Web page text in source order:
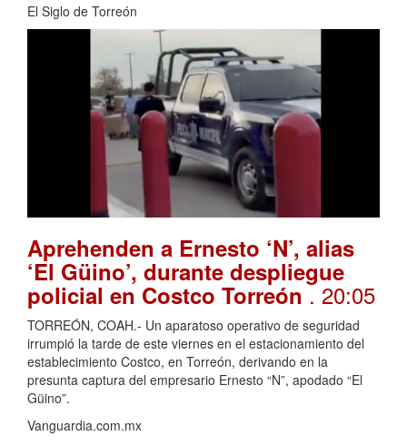
El Siglo de Torreón
Aprehenden a Ernesto ‘N’, alias
‘El Güino’, durante despliegue
policial en Costco Torreón. 20:05
TORREÓN, COAH.- Un aparatoso operativo de seguridad
irrumpió la tarde de este viernes en el estacionamiento del
establecimiento Costco, en Torreón, derivando en la
presunta captura del empresario Ernesto “N”, apodado “El
Güino”.
Vanguardia.com.mx